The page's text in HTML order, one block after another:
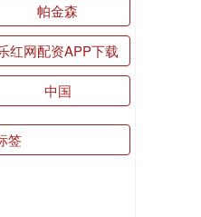
帕金森
红网配资APP下载
中国
签